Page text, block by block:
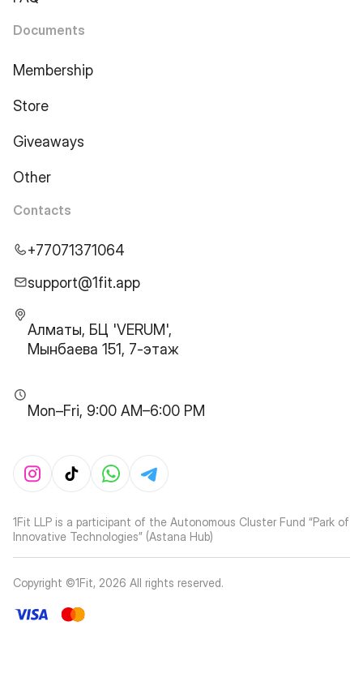
Documents
Membership
Store
Giveaways
Other
Contacts
+77071371064
support@1fit.app
Алматы, БЦ 'VERUM',
Мынбаева 151, 7-этаж
Mon–Fri, 9:00 AM–6:00 PM
1Fit LLP is a participant of the Autonomous Cluster Fund “Park of
Innovative Technologies” (Astana Hub)
Copyright ©1Fit, 2026 All rights reserved.